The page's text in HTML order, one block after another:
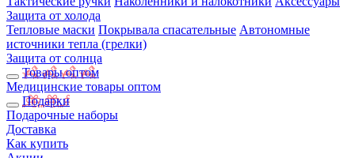
Защита от холода
Тепловые маски Покрывала спасательные Автономные
источники тепла (грелки)
Защита от солнца
Товары оптом
Медицинские товары оптом
Подарки
Подарочные наборы
Доставка
Как купить